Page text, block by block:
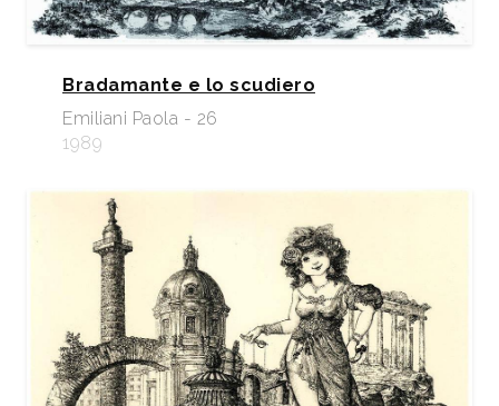
Bradamante e lo scudiero
Emiliani Paola - 26
1989